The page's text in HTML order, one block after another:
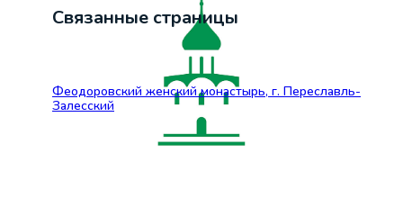
Связанные страницы
Феодоровский женский монастырь, г. Переславль-
Залесский